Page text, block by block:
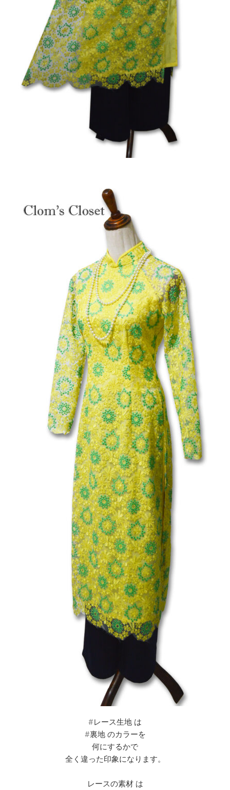
#レース生地 は
#裏地 のカラーを
何にするかで
全く違った印象になります。
レースの素材 は